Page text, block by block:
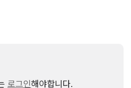
로그인해야합니다.